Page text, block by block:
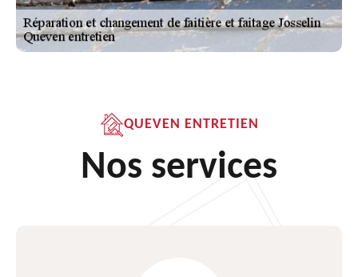
QUEVEN ENTRETIEN
Nos services